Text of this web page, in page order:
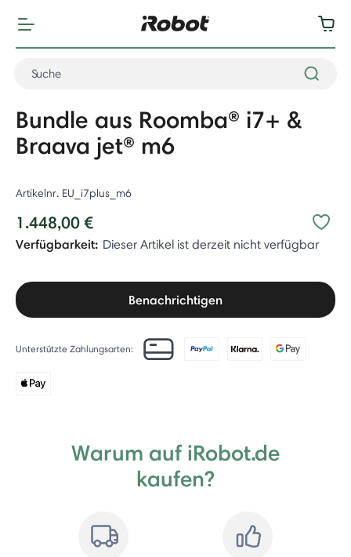
Bundle aus Roomba® i7+ &
Braava jet® m6
Artikelnr. EU_i7plus_m6
1.448,00 €
Verfügbarkeit: Dieser Artikel ist derzeit nicht verfügbar
Benachrichtigen
Unterstützte Zahlungsarten:
Warum auf iRobot.de
kaufen?